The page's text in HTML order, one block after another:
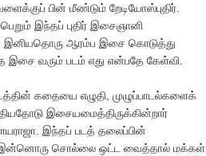
பின் மீண்டும் றேடியோஸ்புதிர்.
இந்தப் புதிர் இசைஞானி
இனியதொரு ஆரம்ப இசை கொடுத்து
இசை வரும் படம் எது என்பதே கேள்வி.
கதையை எழுதி, முழுப்பாடல்களைக்
இசையமைத்திருக்கின்றார்
இந்தப் படத் தலைப்பின்
இன்னொரு சொல்லை ஒட்ட வைத்தால் மக்கள்